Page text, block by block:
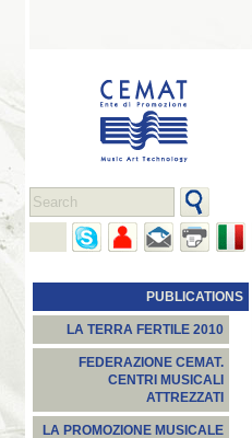
PUBLICATIONS
LA TERRA FERTILE 2010
FEDERAZIONE CEMAT.
CENTRI MUSICALI
ATTREZZATI
LA PROMOZIONE MUSICALE